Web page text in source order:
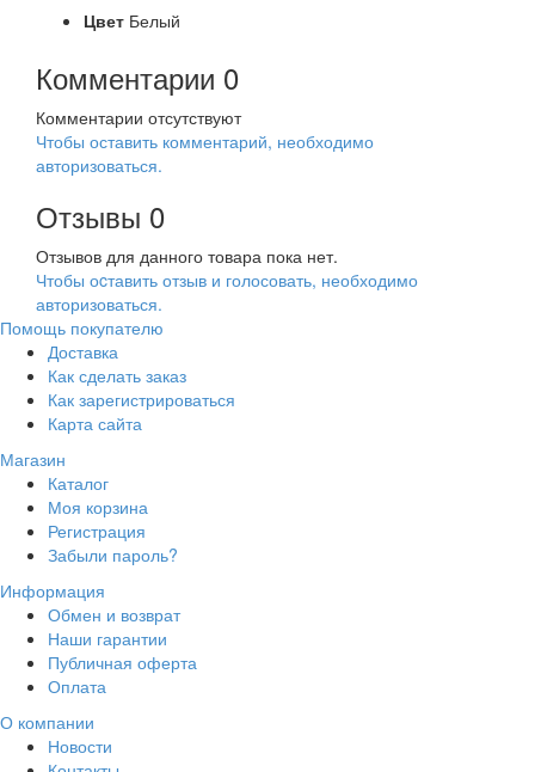
Цвет Белый
Комментарии 0
Комментарии отсутствуют
Чтобы оставить комментарий, необходимо
авторизоваться.
Отзывы 0
Отзывов для данного товара пока нет.
Чтобы оcтавить отзыв и голосовать, необходимо
авторизоваться.
Помощь покупателю
Доставка
Как сделать заказ
Как зарегистрироваться
Карта сайта
Магазин
Каталог
Моя корзина
Регистрация
Забыли пароль?
Информация
Обмен и возврат
Наши гарантии
Публичная оферта
Оплата
О компании
Новости